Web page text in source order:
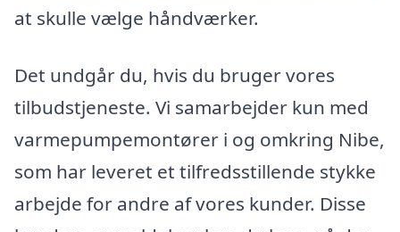
at skulle vælge håndværker.
Det undgår du, hvis du bruger vores
tilbudstjeneste. Vi samarbejder kun med
varmepumpemontører i og omkring Nibe,
som har leveret et tilfredsstillende stykke
arbejde for andre af vores kunder. Disse